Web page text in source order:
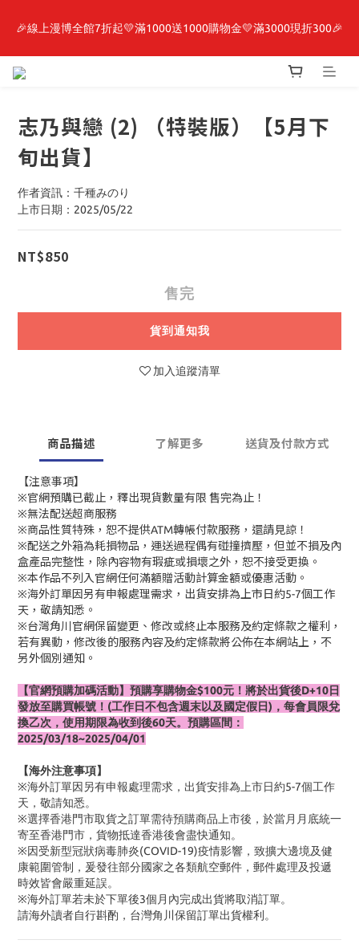
最新開賣🔥「全知讀者視角」 周邊商品
🎉線上漫博全館7折起💛滿1000送1000購物金💛滿3000現折300🎉
【抽籤堂】 影之強者、你又被殺了呢，偵探大人、約會大作戰、
最新開賣🔥「全知讀者視角」 周邊商品
志乃與戀 (2) （特裝版）【5月下
旬出貨】
作者資訊：千種みのり
上市日期：2025/05/22
NT$850
售完
貨到通知我
加入追蹤清單
商品描述 了解更多 送貨及付款方式
【注意事項】
※官網預購已截止，釋出現貨數量有限 售完為止！
※無法配送超商服務
※商品性質特殊，恕不提供ATM轉帳付款服務，還請見諒！
※配送之外箱為耗損物品，運送過程偶有碰撞擠壓，但並不損及內
盒產品完整性，除內容物有瑕疵或損壞之外，恕不接受更換。
※本作品不列入官網任何滿額贈活動計算金額或優惠活動。
※海外訂單因另有申報處理需求，出貨安排為上市日約5-7個工作
天，敬請知悉。
※台灣角川官網保留變更、修改或終止本服務及約定條款之權利，
若有異動，修改後的服務內容及約定條款將公佈在本網站上，不
另外個別通知。
【官網預購加碼活動】預購享購物金$100元！將於出貨後D+10日
發放至購買帳號！(工作日不包含週末以及國定假日)，每會員限兌
換乙次，使用期限為收到後60天。預購區間：
2025/03/18~2025/04/01
【海外注意事項】
※海外訂單因另有申報處理需求，出貨安排為上市日約5-7個工作
天，敬請知悉。
※選擇香港門市取貨之訂單需待預購商品上市後，於當月月底統一
寄至香港門市，貨物抵達香港後會盡快通知。
※因受新型冠狀病毒肺炎(COVID-19)疫情影響，致擴大邊境及健
康範圍管制，爰發往部分國家之各類航空郵件，郵件處理及投遞
時效皆會嚴重延誤。
※海外訂單若未於下單後3個月內完成出貨將取消訂單。
請海外讀者自行斟酌，台灣角川保留訂單出貨權利。